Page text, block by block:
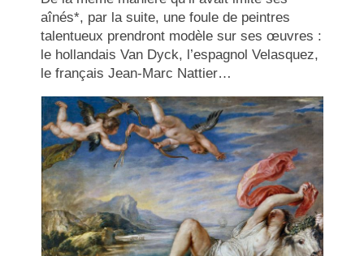
aînés*, par la suite, une foule de peintres
talentueux prendront modèle sur ses œuvres :
le hollandais Van Dyck, l’espagnol Velasquez,
le français Jean-Marc Nattier…